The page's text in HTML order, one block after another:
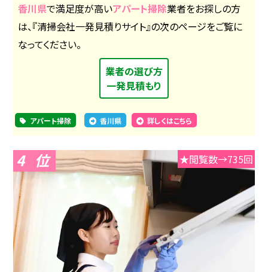
香川県で満足度が高いアパート掃除業者をお探しの方
は、『清掃会社一発見積りサイト』の次のページをご覧に
なってください。
業者の選び方
一発見積もり
アパート掃除 香川県 詳しくはこちら
4 ★閲覧数→735回